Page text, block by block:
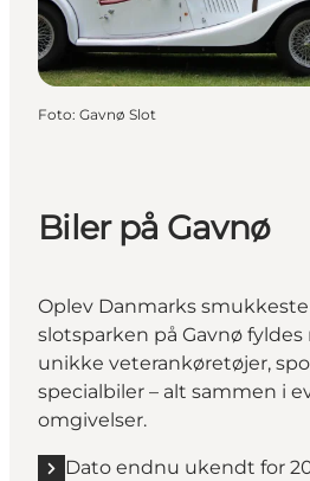
Foto: Gavnø Slot
Biler på Gavnø
Oplev Danmarks
slotsparken på Gavnø fyldes
unikke veterankøretøjer,
specialbiler – alt sammen i
omgivelser.
Dato endnu ukendt for